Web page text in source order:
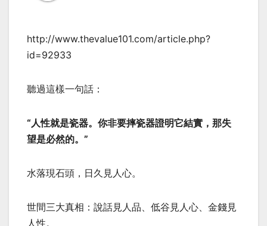
http://www.thevalue101.com/article.php?
id=92933
聽過這樣一句話：
“人性就是瓷器。你非要摔瓷器證明它結實，那失
望是必然的。”
水落現石頭，日久見人心。
世間三大真相：說話見人品、低谷見人心、金錢見
人性。